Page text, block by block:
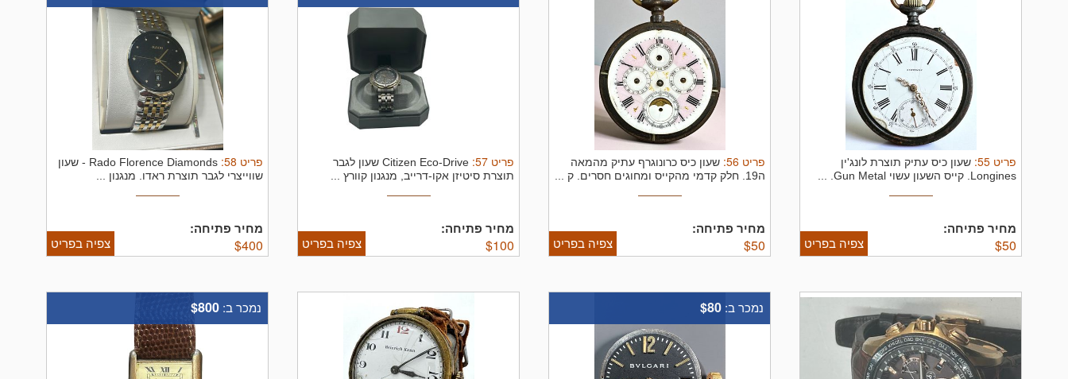
פריט 55
: שעון כיס עתיק תוצרת לונג'ין
Longines. קייס השעון עשוי Gun Metal. ...
מחיר פתיחה:
$50 צפיה בפריט
פריט 56
: שעון כיס כרונוגרף עתיק מהמאה
ה19. חלק קדמי מהקייס ומחוגים חסרים.
ק ...
מחיר פתיחה:
$50 צפיה בפריט
פריט 57
:
Citizen Eco-Drive שעון לגבר
תוצרת סיטיזן אקו-דרייב, מנגנון קוורץ ...
מחיר פתיחה:
$100 צפיה בפריט
פריט 58
:
Rado Florence Diamonds - שעון
שווייצרי לגבר תוצרת ראדו. מנגנון ...
מחיר פתיחה:
$400 צפיה בפריט
נמכר ב: $80 נמכר ב: $800